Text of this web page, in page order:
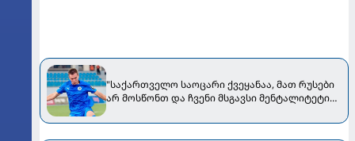
"საქართველო საოცარი ქვეყანაა, მათ რუსები
არ მოსწონთ და ჩვენი მსგავსი მენტალიტეტი
ფორვარდთან